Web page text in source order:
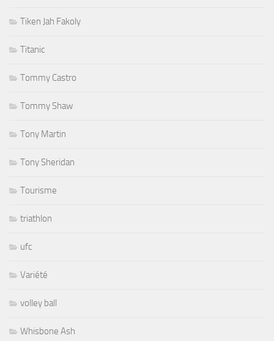
Tiken Jah Fakoly
Titanic
Tommy Castro
Tommy Shaw
Tony Martin
Tony Sheridan
Tourisme
triathlon
ufc
Variété
volley ball
Whisbone Ash